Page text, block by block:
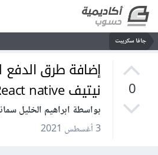
جافا سكريبت
0
إضافة طرق الدفع
نيتيف React native
بواسطة ابراهيم الخليل
3 أغسطس 2021